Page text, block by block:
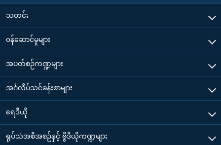
သတင်း
၀န်ဆောင်မှုများ
အပတ်စဉ်ကဏ္ဍများ
အင်္ဂလိပ်သင်ခန်းစာများ
ရေဒီယို
ရုပ်သံအစီအစဉ်နှင့် ဗွီဒီယိုကဏ္ဍများ